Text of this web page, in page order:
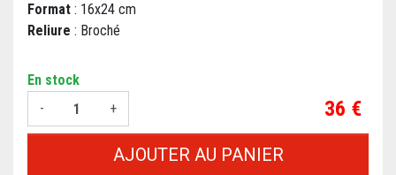
Format : 16x24 cm
Reliure : Broché
En stock
-
+ Prix
36 €
AJOUTER AU PANIER